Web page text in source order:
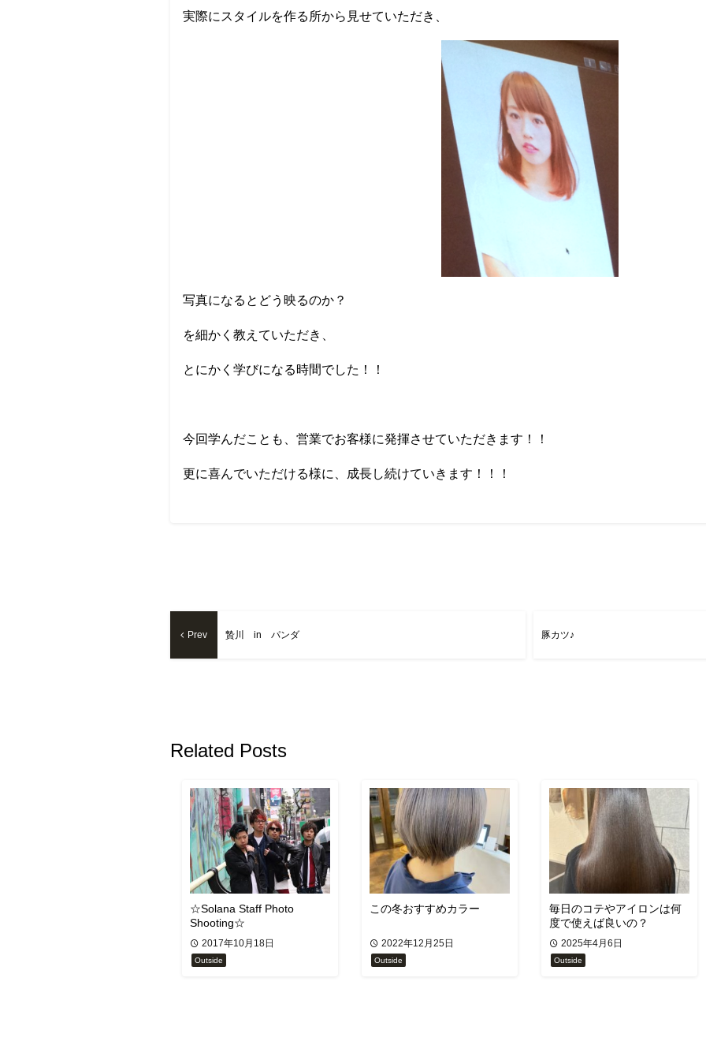
実際にスタイルを作る所から見せていただき、
写真になるとどう映るのか？
を細かく教えていただき、
とにかく学びになる時間でした！！
今回学んだことも、営業でお客様に発揮させていただきます！！
更に喜んでいただける様に、成長し続けていきます！！！
Prev 贄川 in パンダ 豚カツ♪
Related Posts
☆Solana Staff Photo
Shooting☆
2017年10月18日
Outside
この冬おすすめカラー
2022年12月25日
Outside
毎日のコテやアイロンは何
度で使えば良いの？
2025年4月6日
Outside